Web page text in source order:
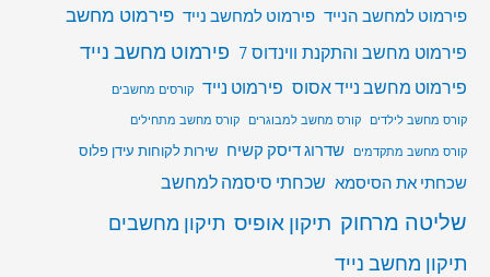
פירמוט למחשב הנייד פירמוט למחשב נייד פירמוט מחשב
פירמוט מחשב והתקנת ווינדוס 7
פירמוט מחשב נייד
פירמוט מחשב נייד אסוס פירמוט נייד קורסים מחשבים
קורס מחשב לילדים
קורס מחשב למבוגרים
קורס מחשב מתחילים
קורס מחשב מתקדמים
שדרוג דיסק קשיח שירות לקוחות עידן פלוס
שכחתי את הסיסמא שכחתי סיסמה למחשב
שליטה מרחוק תיקון אופיס תיקון מחשבים
תיקון מחשב נייד